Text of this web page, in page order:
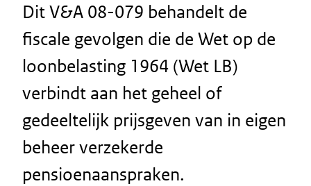
Dit V&A 08-079 behandelt de
fiscale gevolgen die de Wet op de
loonbelasting 1964 (Wet LB)
verbindt aan het geheel of
gedeeltelijk prijsgeven van in eigen
beheer verzekerde
pensioenaanspraken.